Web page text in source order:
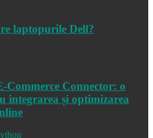
laptopurile Dell?
Commerce Connector: o
integrarea și optimizarea